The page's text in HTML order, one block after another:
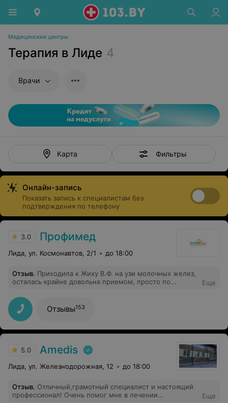
Медицинские центры
Терапия в Лиде 4
Врачи
Карта Фильтры
Онлайн-запись
Показать запись к специалистам без
подтверждения по телефону
3.0 Профимед
Лида, ул. Космонавтов, 2/1 до 18:00
Отзыв. Приходила к Жиху В.Ф. на узи молочных желез,
осталась крайне довольна приемом, просто по
интеллигентный, внимательный врач, который внушает
доверие и является хорошим специалистом. Развеил
все мои страхи, всё прошло отлично. Я очень
довольна. Огромная благодарность
Еще
Отзывы153
5.0 Amedis
Лида, ул. Железнодорожная, 12 до 18:00
Отзыв. Отличный,грамотный специалист и настоящий
профессионал! Очень помог мне в лечении
Еще